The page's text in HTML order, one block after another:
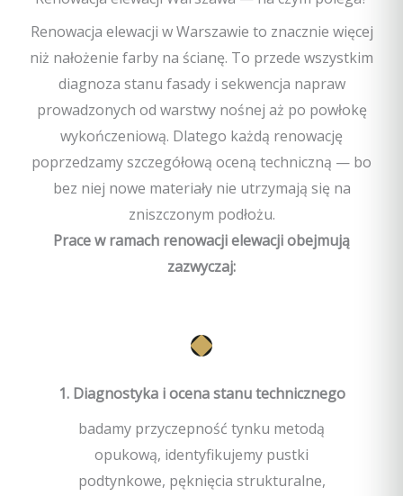
Renowacja elewacji w Warszawie to znacznie więcej
niż nałożenie farby na ścianę. To przede wszystkim
diagnoza stanu fasady i sekwencja napraw
prowadzonych od warstwy nośnej aż po powłokę
wykończeniową. Dlatego każdą renowację
poprzedzamy szczegółową oceną techniczną — bo
bez niej nowe materiały nie utrzymają się na
zniszczonym podłożu.
Prace w ramach renowacji elewacji obejmują
zazwyczaj:
1. Diagnostyka i ocena stanu technicznego
badamy przyczepność tynku metodą
opukową, identyfikujemy pustki
podtynkowe, pęknięcia strukturalne,